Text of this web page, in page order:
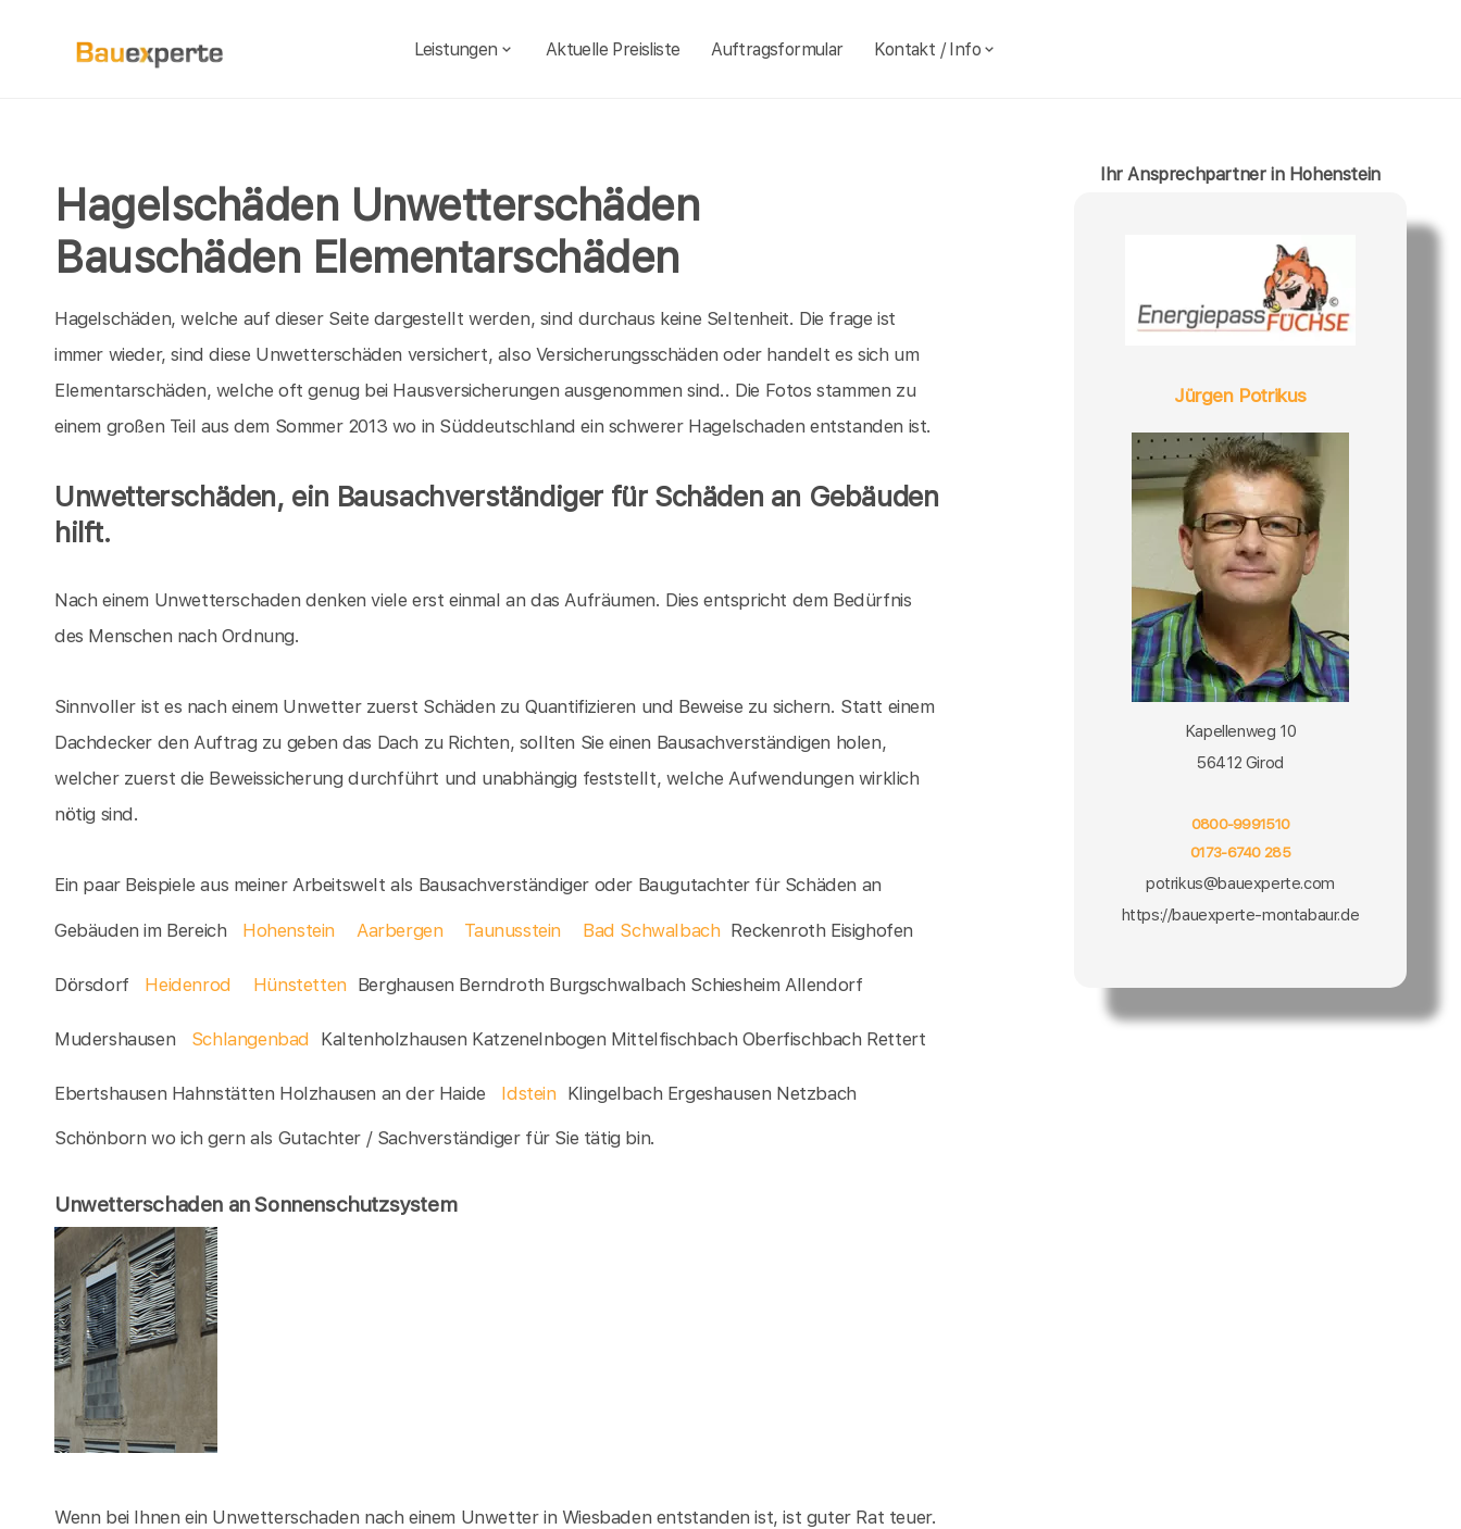
Leistungen Aktuelle Preisliste Auftragsformular Kontakt / Info
Hagelschäden Unwetterschäden
Bauschäden Elementarschäden
Hagelschäden, welche auf dieser Seite dargestellt werden, sind durchaus keine Seltenheit. Die frage ist
immer wieder, sind diese Unwetterschäden versichert, also Versicherungsschäden oder handelt es sich um
Elementarschäden, welche oft genug bei Hausversicherungen ausgenommen sind.. Die Fotos stammen zu
einem großen Teil aus dem Sommer 2013 wo in Süddeutschland ein schwerer Hagelschaden entstanden ist.
Unwetterschäden, ein Bausachverständiger für Schäden an Gebäuden
hilft.
Nach einem Unwetterschaden denken viele erst einmal an das Aufräumen. Dies entspricht dem Bedürfnis
des Menschen nach Ordnung.
Sinnvoller ist es nach einem Unwetter zuerst Schäden zu Quantifizieren und Beweise zu sichern. Statt einem
Dachdecker den Auftrag zu geben das Dach zu Richten, sollten Sie einen Bausachverständigen holen,
welcher zuerst die Beweissicherung durchführt und unabhängig feststellt, welche Aufwendungen wirklich
nötig sind.
Ein paar Beispiele aus meiner Arbeitswelt als Bausachverständiger oder Baugutachter für Schäden an
Gebäuden im Bereich Hohenstein Aarbergen Taunusstein Bad Schwalbach Reckenroth Eisighofen
Dörsdorf Heidenrod Hünstetten Berghausen Berndroth Burgschwalbach Schiesheim Allendorf
Mudershausen Schlangenbad Kaltenholzhausen Katzenelnbogen Mittelfischbach Oberfischbach Rettert
Ebertshausen Hahnstätten Holzhausen an der Haide Idstein Klingelbach Ergeshausen Netzbach
Schönborn wo ich gern als Gutachter / Sachverständiger für Sie tätig bin.
Unwetterschaden an Sonnenschutzsystem
Wenn bei Ihnen ein Unwetterschaden nach einem Unwetter in Wiesbaden entstanden ist, ist guter Rat teuer.
Ihr Ansprechpartner in Hohenstein
Jürgen Potrikus
Kapellenweg 10
56412 Girod
0800-9991510
0173-6740 285
potrikus@bauexperte.com
https://bauexperte-montabaur.de